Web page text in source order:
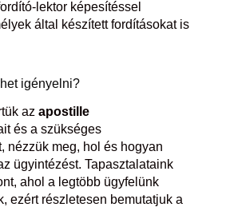
lektor képesítéssel
által készített fordításokat is
igényelni?
az apostille
és a szükséges
nézzük meg, hol és hogyan
ügyintézést. Tapasztalataink
ahol a legtöbb ügyfelünk
ezért részletesen bemutatjuk a